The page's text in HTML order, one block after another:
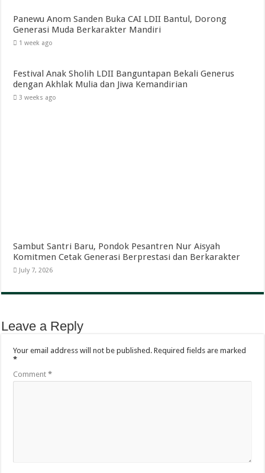
Panewu Anom Sanden Buka CAI LDII Bantul, Dorong
Generasi Muda Berkarakter Mandiri
1 week ago
Festival Anak Sholih LDII Banguntapan Bekali Generus
dengan Akhlak Mulia dan Jiwa Kemandirian
3 weeks ago
Sambut Santri Baru, Pondok Pesantren Nur Aisyah
Komitmen Cetak Generasi Berprestasi dan Berkarakter
July 7, 2026
Leave a Reply
Your email address will not be published. Required fields are marked
*
Comment*